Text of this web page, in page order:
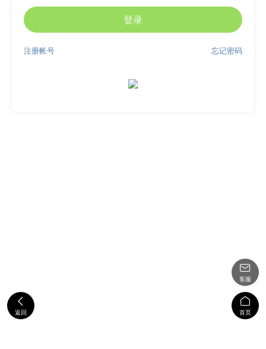
登录
忘记密码
注册帐号

返回

客服

首页